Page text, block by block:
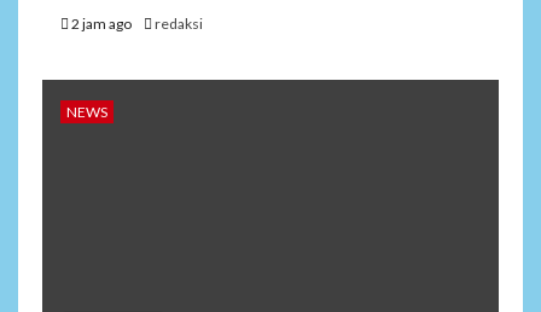
2 jam ago redaksi
NEWS